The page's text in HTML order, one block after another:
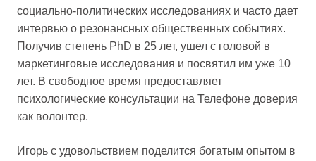
социально-политических исследованиях и часто дает
интервью о резонансных общественных событиях.
Получив степень PhD в 25 лет, ушел с головой в
маркетинговые исследования и посвятил им уже 10
лет. В свободное время предоставляет
психологические консультации на Телефоне доверия
как волонтер.
Игорь с удовольствием поделится богатым опытом в